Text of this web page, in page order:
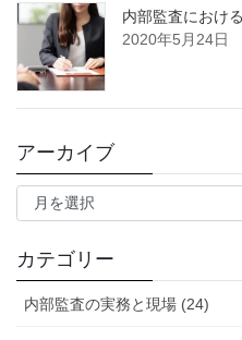
内部監査におけ
2020年5月24日
アーカイブ
ア
イ
カテゴリー
内部監査の実務と現場 (24)